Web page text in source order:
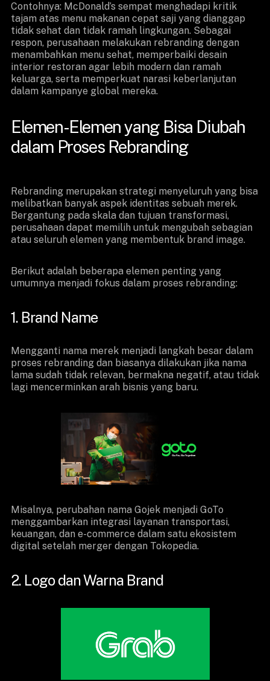
Contohnya: McDonald’s sempat menghadapi kritik
tajam atas menu makanan cepat saji yang dianggap
tidak sehat dan tidak ramah lingkungan. Sebagai
respon, perusahaan melakukan rebranding dengan
menambahkan menu sehat, memperbaiki desain
interior restoran agar lebih modern dan ramah
keluarga, serta memperkuat narasi keberlanjutan
dalam kampanye global mereka.
Elemen-Elemen yang Bisa Diubah
dalam Proses Rebranding
Rebranding merupakan strategi menyeluruh yang bisa
melibatkan banyak aspek identitas sebuah merek.
Bergantung pada skala dan tujuan transformasi,
perusahaan dapat memilih untuk mengubah sebagian
atau seluruh elemen yang membentuk brand image.
Berikut adalah beberapa elemen penting yang
umumnya menjadi fokus dalam proses rebranding:
1. Brand Name
Mengganti nama merek menjadi langkah besar dalam
proses rebranding dan biasanya dilakukan jika nama
lama sudah tidak relevan, bermakna negatif, atau tidak
lagi mencerminkan arah bisnis yang baru.
Misalnya, perubahan nama Gojek menjadi GoTo
menggambarkan integrasi layanan transportasi,
keuangan, dan e-commerce dalam satu ekosistem
digital setelah merger dengan Tokopedia.
2. Logo dan Warna Brand